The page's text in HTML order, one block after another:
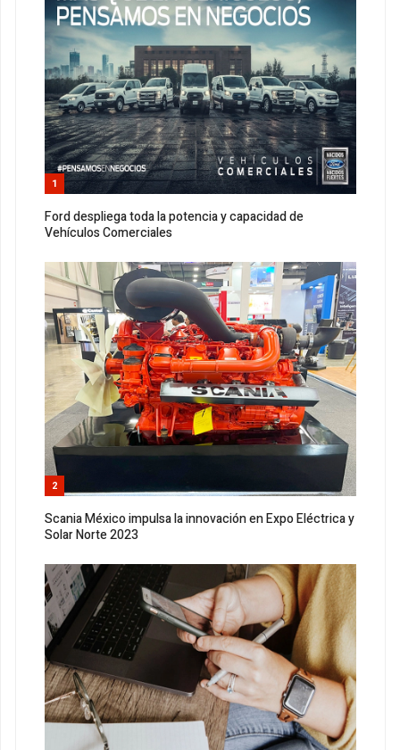
1
Ford despliega toda la potencia y capacidad de
Vehículos Comerciales
2
Scania México impulsa la innovación en Expo Eléctrica y
Solar Norte 2023